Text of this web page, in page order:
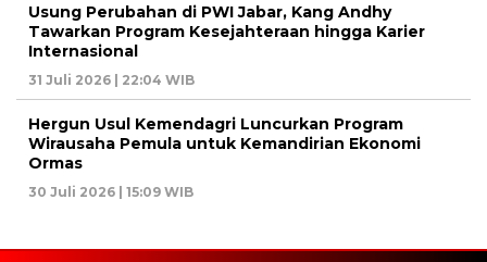
Usung Perubahan di PWI Jabar, Kang Andhy
Tawarkan Program Kesejahteraan hingga Karier
Internasional
31 Juli 2026 | 22:04 WIB
Hergun Usul Kemendagri Luncurkan Program
Wirausaha Pemula untuk Kemandirian Ekonomi
Ormas
30 Juli 2026 | 15:09 WIB